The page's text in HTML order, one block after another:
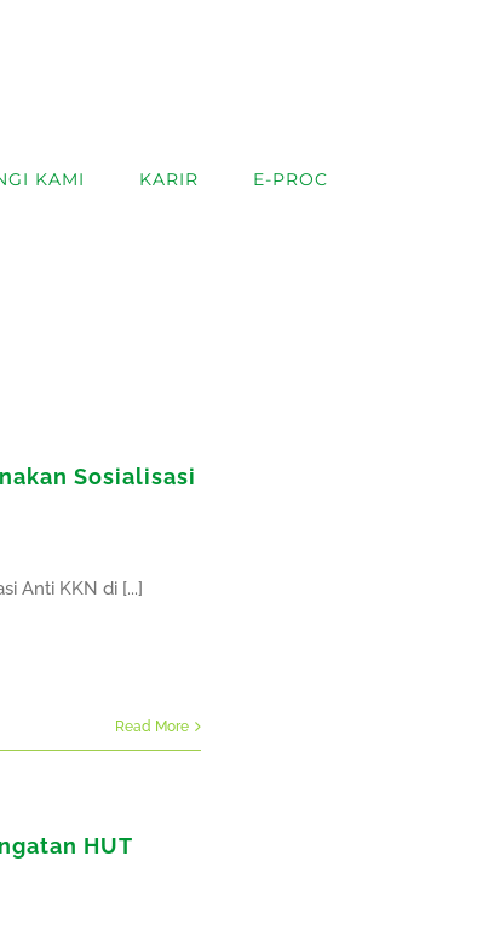
KAMI KARIR E-PROC
Sosialisasi
Anti KKN di [...]
Read More
HUT